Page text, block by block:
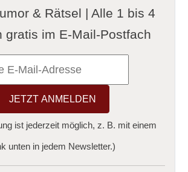
& Rätsel | Alle 1 bis 4
gratis im E-Mail-Postfach
ist jederzeit möglich, z. B. mit einem
unten in jedem Newsletter.)